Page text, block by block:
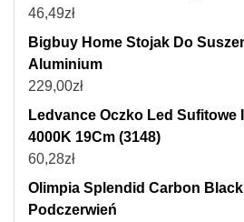
46,49zł
Bigbuy Home Stojak Do
Aluminium
229,00zł
Ledvance Oczko Led Sufitowe
4000K 19Cm (3148)
60,28zł
Olimpia Splendid Carbon
Podczerwień